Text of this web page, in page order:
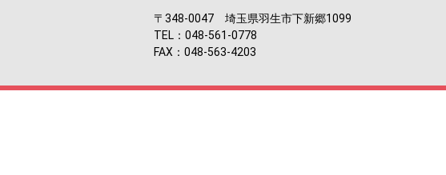
〒348-0047 埼玉県羽生市下新郷1099
TEL：048-561-0778
FAX：048-563-4203